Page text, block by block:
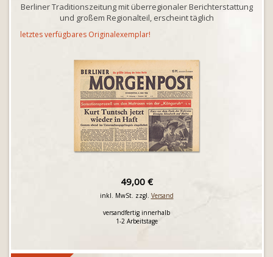
Berliner Traditionszeitung mit überregionaler Berichterstattung
und großem Regionalteil, erscheint täglich
letztes verfügbares Originalexemplar!
49,00 €
inkl. MwSt. zzgl. Versand
versandfertig innerhalb
1-2 Arbeitstage